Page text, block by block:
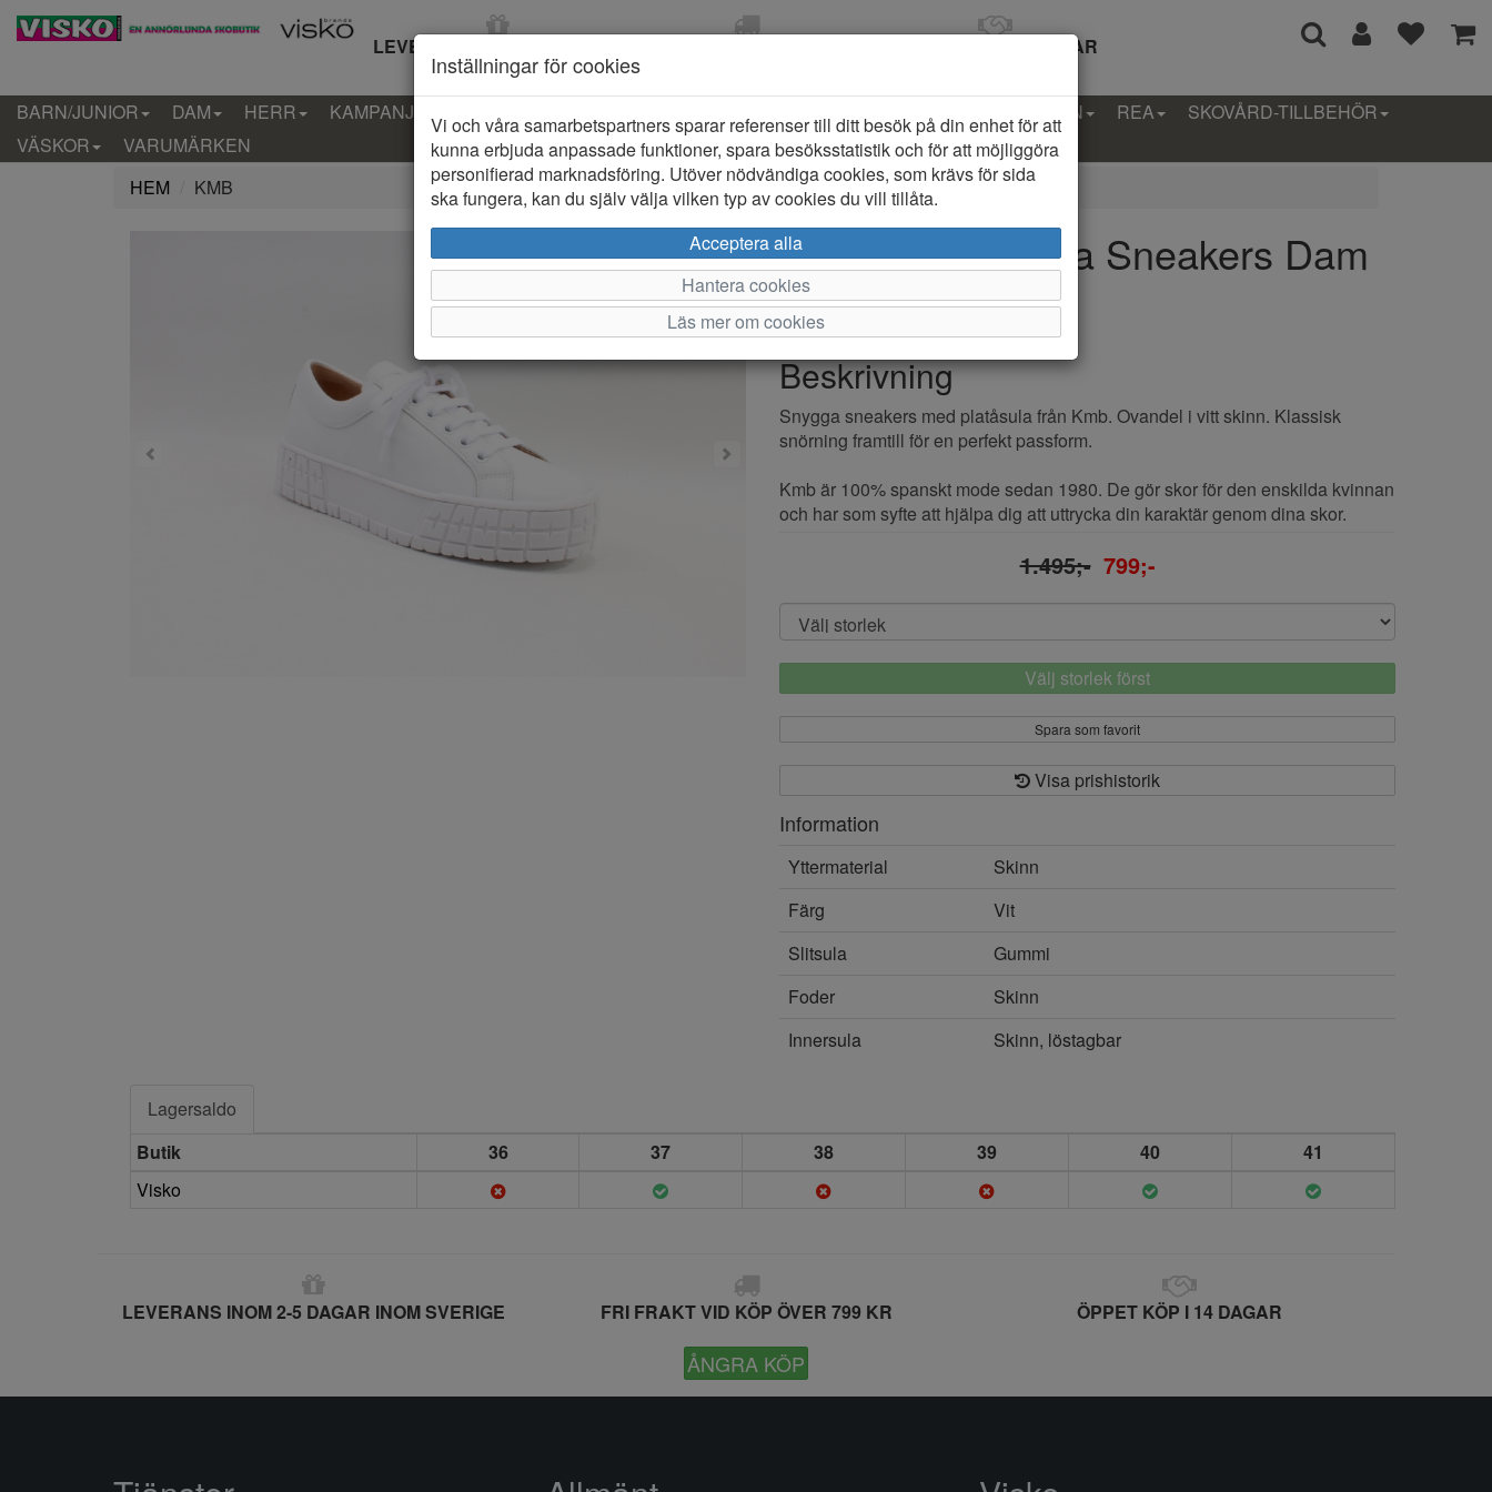
LEVERANS INOM 2-5 DAGAR ÖPPET KÖP I 14 DAGAR
BARN/JUNIOR DAM HERR KAMPANJ KLÄDER-BARN PROVKOLLEKTION REA
SKOVÅRD-TILLBEHÖR
VÄSKOR
VARUMÄRKEN
HEM
KMB
Kmb A6158 Napa Sneakers Dam
Varumärke: Kmb
Artikelnummer: 2510334
Beskrivning
Snygga sneakers med platåsula från Kmb. Ovandel i vitt skinn. Klassisk
snörning framtill för en perfekt passform.
Kmb är 100% spanskt mode sedan 1980. De gör skor för den enskilda kvinnan
och har som syfte att hjälpa dig att uttrycka din karaktär genom dina skor.
1.495;- 799;-
Välj storlek först
Spara som favorit
Visa prishistorik
Information
Yttermaterial
Skinn
Färg
Vit
Slitsula
Gummi
Foder
Skinn
Innersula
Skinn, löstagbar
Lagersaldo
Butik
36 37 38 39 40
41
Visko
LEVERANS INOM 2-5 DAGAR INOM SVERIGE FRI FRAKT VID KÖP ÖVER 799 KR ÖPPET KÖP I 14 DAGAR
ÅNGRA KÖP
Inställningar för cookies
Vi och våra samarbetspartners sparar referenser till ditt besök på din enhet för att
kunna erbjuda anpassade funktioner, spara besöksstatistik och för att möjliggöra
personifierad marknadsföring. Utöver nödvändiga cookies, som krävs för sida
ska fungera, kan du själv välja vilken typ av cookies du vill tillåta.
Acceptera alla
Hantera cookies
Läs mer om cookies